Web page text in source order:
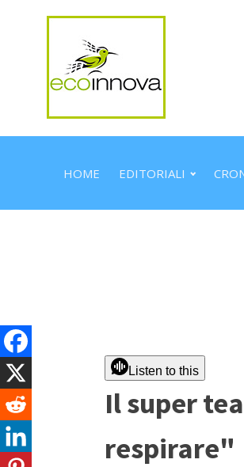
HOME EDITORIALI
Listen to this
Il super
respirare"